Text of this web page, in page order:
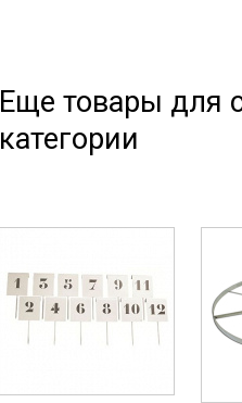
Еще товары для
категории